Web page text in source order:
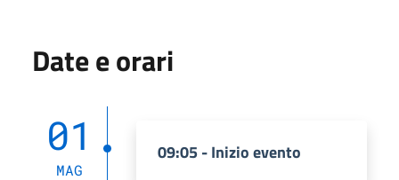
Date e orari
01
MAG
09:05 - Inizio evento